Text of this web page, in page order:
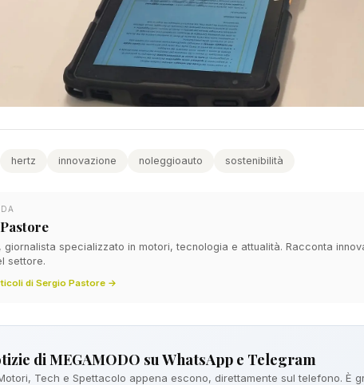
hertz innovazione noleggioauto sostenibilità
giornalista specializzato in motori, tecnologia e attualità. Racconta
settore.
di Sergio Pastore →
di MEGAMODO su WhatsApp e Telegram
Tech e Spettacolo appena escono, direttamente sul telefono. È